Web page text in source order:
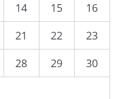
14 15
16
21 22
23
28 29
30